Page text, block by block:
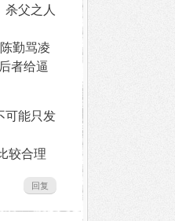
父之人
勤骂凌
者给逼
可能只发
较合理
回复